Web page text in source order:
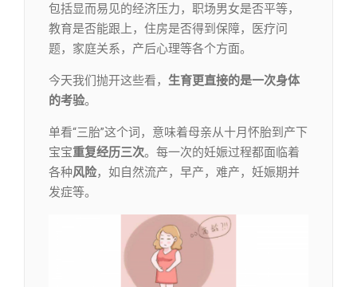
包括显而易见的经济压力，职场男女是否平等，
教育是否能跟上，住房是否得到保障，医疗问
题，家庭关系，产后心理等各个方面。
今天我们抛开这些看， 生育更直接的是一次身体
的考验。
单看“三胎”这个词，意味着母亲从十月怀胎到产下
宝宝重复经历三次。每一次的妊娠过程都面临着
各种风险，如自然流产，早产，难产，妊娠期并
发症等。